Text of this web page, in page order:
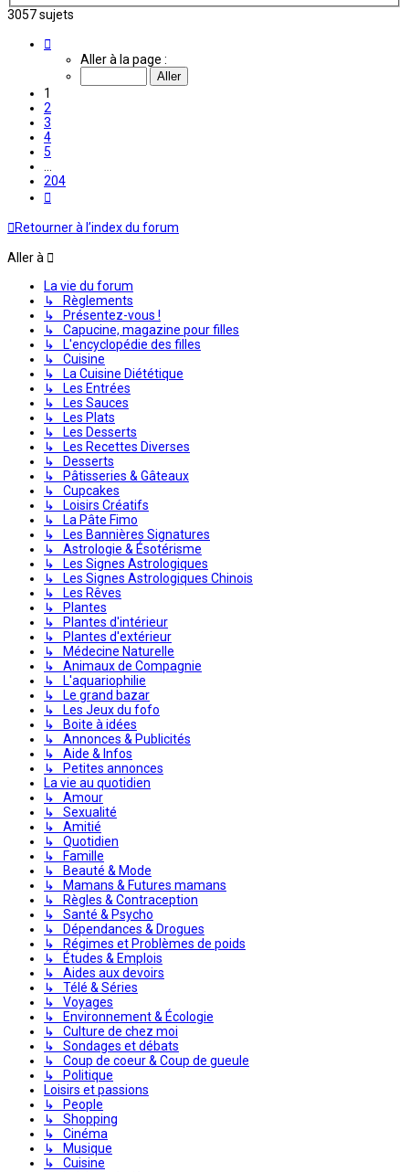
3057 sujets
Aller à la page :
1
2
3
4
5
204
Retourner à l’index du forum
Aller à
La vie du forum
↳ Règlements
↳ Présentez-vous !
↳ Capucine, magazine pour filles
↳ L'encyclopédie des filles
↳ Cuisine
↳ La Cuisine Diététique
↳ Les Entrées
↳ Les Sauces
↳ Les Plats
↳ Les Desserts
↳ Les Recettes Diverses
↳ Desserts
↳ Pâtisseries & Gâteaux
↳ Cupcakes
↳ Loisirs Créatifs
↳ La Pâte Fimo
↳ Les Bannières Signatures
↳ Astrologie & Ésotérisme
↳ Les Signes Astrologiques
↳ Les Signes Astrologiques Chinois
↳ Les Rêves
↳ Plantes
↳ Plantes d'intérieur
↳ Plantes d'extérieur
↳ Médecine Naturelle
↳ Animaux de Compagnie
↳ L'aquariophilie
↳ Le grand bazar
↳ Les Jeux du fofo
↳ Boite à idées
↳ Annonces & Publicités
↳ Aide & Infos
↳ Petites annonces
La vie au quotidien
↳ Amour
↳ Sexualité
↳ Amitié
↳ Quotidien
↳ Famille
↳ Beauté & Mode
↳ Mamans & Futures mamans
↳ Règles & Contraception
↳ Santé & Psycho
↳ Dépendances & Drogues
↳ Régimes et Problèmes de poids
↳ Études & Emplois
↳ Aides aux devoirs
↳ Télé & Séries
↳ Voyages
↳ Environnement & Écologie
↳ Culture de chez moi
↳ Sondages et débats
↳ Coup de coeur & Coup de gueule
↳ Politique
Loisirs et passions
↳ People
↳ Shopping
↳ Cinéma
↳ Musique
↳ Cuisine